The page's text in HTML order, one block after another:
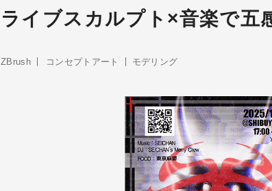
ライブスカルプト×音楽で五
ZBrush コンセプトアート モデリング